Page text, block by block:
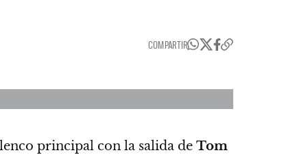
COMPARTIR
principal con la salida de Tom